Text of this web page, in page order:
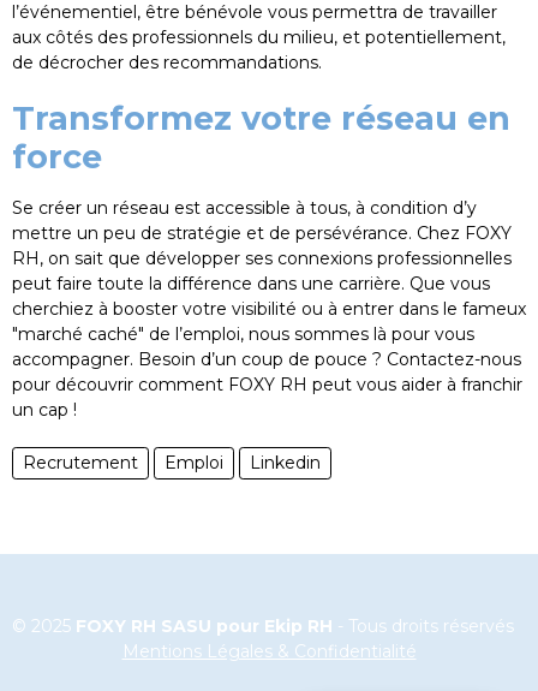
l’événementiel, être bénévole vous permettra de travailler
aux côtés des professionnels du milieu, et potentiellement,
de décrocher des recommandations.
Transformez votre réseau en
force
Se créer un réseau est accessible à tous, à condition d’y
mettre un peu de stratégie et de persévérance. Chez FOXY
RH, on sait que développer ses connexions professionnelles
peut faire toute la différence dans une carrière. Que vous
cherchiez à booster votre visibilité ou à entrer dans le fameux
"marché caché" de l’emploi, nous sommes là pour vous
accompagner. Besoin d’un coup de pouce ? Contactez-nous
pour découvrir comment FOXY RH peut vous aider à franchir
un cap !
Recrutement Emploi Linkedin
ASSISTANT RH
© 2025 FOXY RH SASU pour Ekip RH - Tous droits réservés
Mentions Légales & Confidentialité